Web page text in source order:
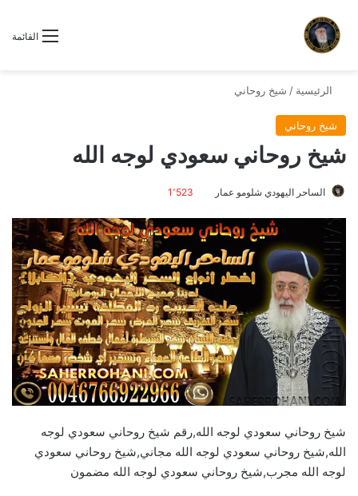
القائمة
الرئيسية / شيخ روحاني
شيخ روحاني
شيخ روحاني سعودي لوجه الله
الساحر اليهودي شلومو عمار 1٬523
شيخ روحاني سعودي لوجه الله,رقم شيخ روحاني سعودي لوجه
الله,شيخ روحاني سعودي لوجه الله مجاني,شيخ روحاني سعودي
لوجه الله مجرب,شيخ روحاني سعودي لوجه الله مضمون